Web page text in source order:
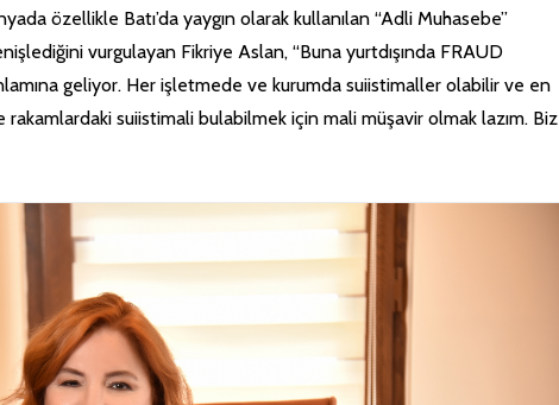
özellikle Batı’da yaygın olarak kullanılan “Adli Muhasebe”
vurgulayan Fikriye Aslan, “Buna yurtdışında FRAUD
geliyor. Her işletmede ve kurumda suiistimaller olabilir ve en
suiistimali bulabilmek için mali müşavir olmak lazım. Biz